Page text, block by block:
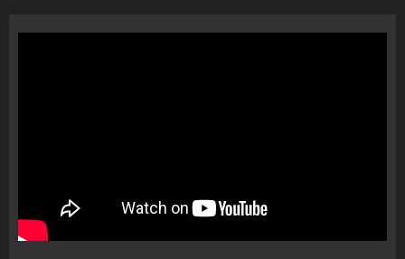
1
“bosen” Joana Nano për
abuzim me fondet publike dhe
pasuri të pajustifikuar